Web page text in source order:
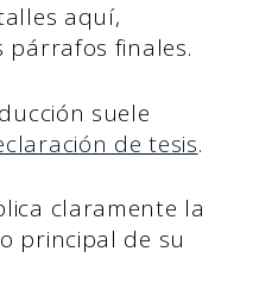
aquí,
párrafos finales.
suele
de tesis.
claramente la
principal de su